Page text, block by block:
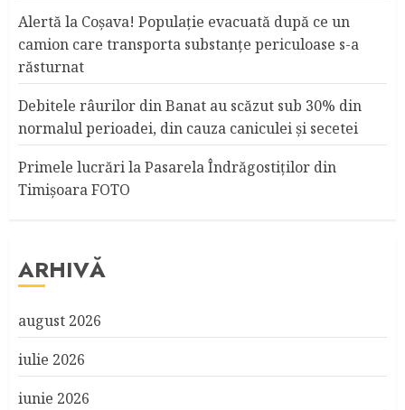
Alertă la Coşava! Populaţie evacuată după ce un
camion care transporta substanţe periculoase s-a
răsturnat
Debitele râurilor din Banat au scăzut sub 30% din
normalul perioadei, din cauza caniculei şi secetei
Primele lucrări la Pasarela Îndrăgostiţilor din
Timişoara FOTO
ARHIVĂ
august 2026
iulie 2026
iunie 2026